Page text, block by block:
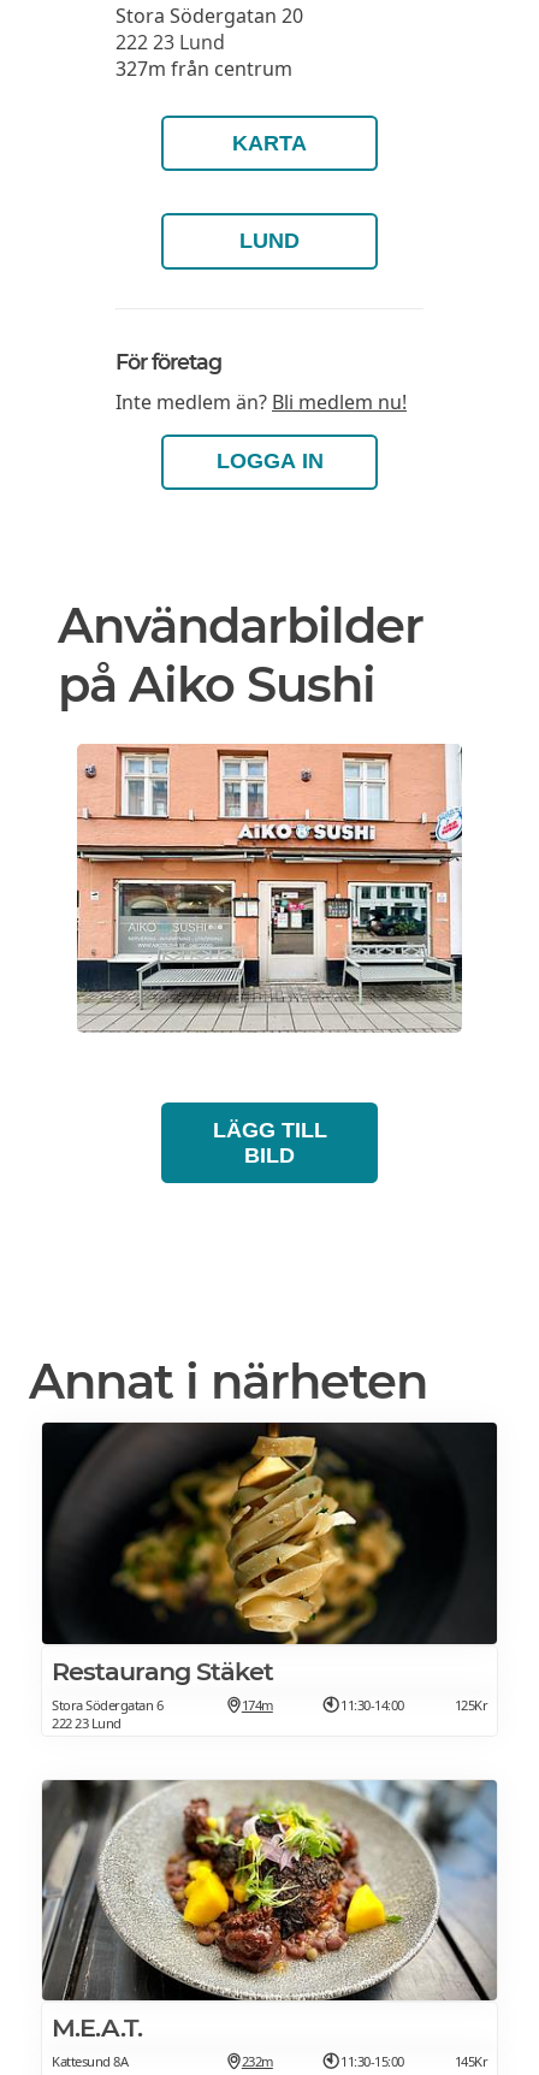
Stora Södergatan 20
222 23 Lund
327m från centrum
KARTA
LUND
För företag
Inte medlem än? Bli medlem nu!
LOGGA IN
Användarbilder
på Aiko Sushi
LÄGG TILL
BILD
Annat i närheten
Restaurang Stäket
Stora Södergatan 6
222 23 Lund
174m 11:30-14:00 125Kr
M.E.A.T.
Kattesund 8A
232m 11:30-15:00 145Kr